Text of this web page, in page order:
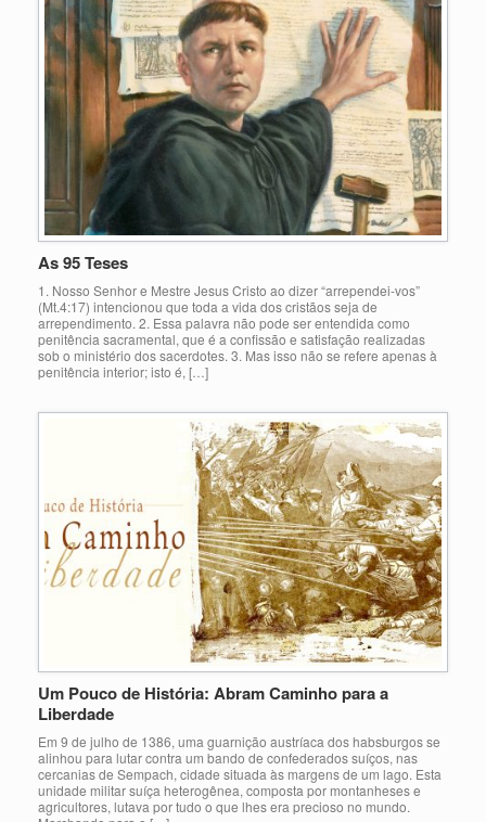
As 95 Teses
1. Nosso Senhor e Mestre Jesus Cristo ao dizer “arrependei-vos”
(Mt.4:17) intencionou que toda a vida dos cristãos seja de
arrependimento. 2. Essa palavra não pode ser entendida como
penitência sacramental, que é a confissão e satisfação realizadas
sob o ministério dos sacerdotes. 3. Mas isso não se refere apenas à
penitência interior; isto é, […]
Um Pouco de História: Abram Caminho para a
Liberdade
Em 9 de julho de 1386, uma guarnição austríaca dos habsburgos se
alinhou para lutar contra um bando de confederados suíços, nas
cercanias de Sempach, cidade situada às margens de um lago. Esta
unidade militar suíça heterogênea, composta por montanheses e
agricultores, lutava por tudo o que lhes era precioso no mundo.